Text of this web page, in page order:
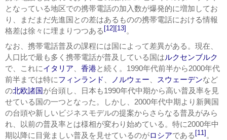
となっている地区での携帯電話の加入数が爆発的に増加してお
り、まだまだ先進国との差はあるものの携帯電話における情報
格差は徐々に埋まりつつある [12] [13] 。
なお、携帯電話普及の課程には国によって差異がある。現在、
人口比で最も多く携帯電話が普及している国はルクセンブルク
で、これにイタリア 香港と続く。1990年代前半から2000年代
前半までは特にフィンランド ノルウェー スウェーデンなど
の北欧諸国が台頭し、日本も1990年代中期から高い普及率を見
せている国の一つとなった。しかし、2000年代中期より新興国
の台頭や新しいビジネスモデルの提案からさらなる普及がみら
れ、以前の普及率とは様相が変わり始めている。特に2000年中
期以降に目覚ましい普及を見せているのがロシアである [11] 。